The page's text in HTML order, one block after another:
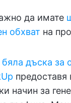
да имате
обхват на
дъска за
предоставя
начин за